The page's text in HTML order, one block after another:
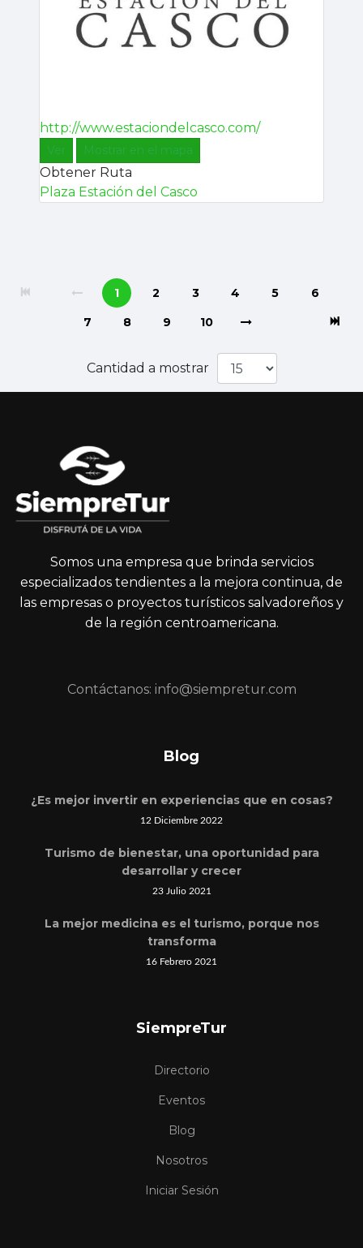
http://www.estaciondelcasco.com/
Ver Mostrar en el mapa
Obtener Ruta
Plaza Estación del Casco
1 2 3 4 5
6
7
8 9 10
Cantidad a mostrar
Somos una empresa que brinda servicios
especializados tendientes a la mejora continua, de
las empresas o proyectos turísticos salvadoreños y
de la región centroamericana.
Contáctanos: info@siempretur.com
Blog
¿Es mejor invertir en experiencias que en cosas?
12 Diciembre 2022
Turismo de bienestar, una oportunidad para
desarrollar y crecer
23 Julio 2021
La mejor medicina es el turismo, porque nos
transforma
16 Febrero 2021
SiempreTur
Directorio
Eventos
Blog
Nosotros
Iniciar Sesión